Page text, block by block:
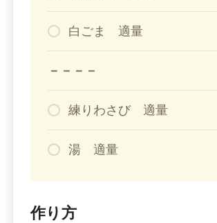
白ごま 適量
－－－－
練りわさび 適量
湯 適量
作り方